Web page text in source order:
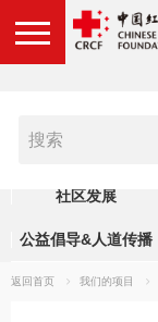
医疗救助
社区发展
公益倡导&人道传播
返回首页 我们的项目